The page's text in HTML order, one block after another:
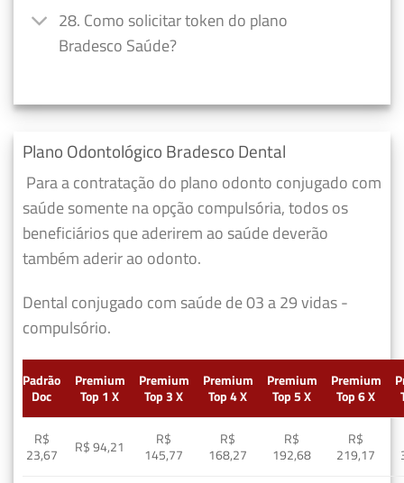
28. Como solicitar token do plano
Bradesco Saúde?
Plano Odontológico Bradesco Dental
Para a contratação do plano odonto conjugado com
saúde somente na opção compulsória, todos os
beneficiários que aderirem ao saúde deverão
também aderir ao odonto.
Dental conjugado com saúde de 03 a 29 vidas -
compulsório.
Padrão
Doc
Premium
Top 1 X
Premium
Top 3 X
Premium
Top 4 X
Premium
Top 5 X
Premium
Top 6 X
R$
23,67
R$ 94,21
R$
145,77
R$
168,27
R$
192,68
R$
219,17